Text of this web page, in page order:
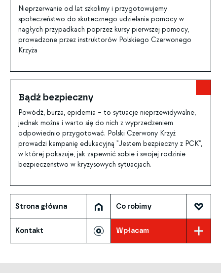
Nieprzerwanie od lat szkolimy i przygotowujemy
społeczeństwo do skutecznego udzielania pomocy w
nagłych przypadkach poprzez kursy pierwszej pomocy,
prowadzone przez instruktorów Polskiego Czerwonego
Krzyża
Bądź bezpieczny
Powódź, burza, epidemia – to sytuacje nieprzewidywalne,
jednak można i warto się do nich z wyprzedzeniem
odpowiednio przygotować. Polski Czerwony Krzyż
prowadzi kampanię edukacyjną "Jestem bezpieczny z PCK",
w której pokazuje, jak zapewnić sobie i swojej rodzinie
bezpieczeństwo w kryzysowych sytuacjach.
Strona główna Co robimy
Kontakt Wpłacam